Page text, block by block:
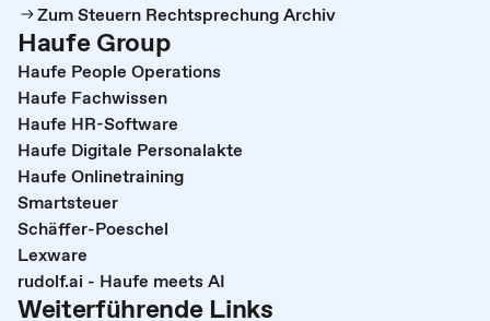
Zum Steuern Rechtsprechung Archiv
Haufe Group
Haufe People Operations
Haufe Fachwissen
Haufe HR-Software
Haufe Digitale Personalakte
Haufe Onlinetraining
Smartsteuer
Schäffer-Poeschel
Lexware
rudolf.ai - Haufe meets AI
Weiterführende Links